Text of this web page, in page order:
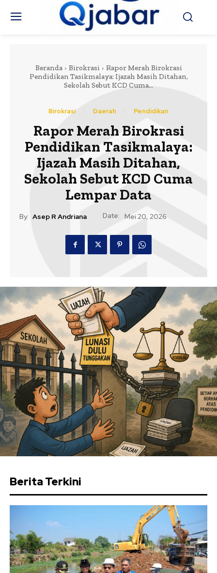
Beranda Birokrasi
Rapor Merah Birokrasi
Pendidikan Tasikmalaya: Ijazah Masih Ditahan,
Sekolah Sebut KCD Cuma...
Birokrasi Daerah Pendidikan
Rapor Merah Birokrasi
Pendidikan Tasikmalaya:
Ijazah Masih Ditahan,
Sekolah Sebut KCD Cuma
Lempar Data
By: Asep R Andriana Date: Mei 20, 2026
Berita Terkini